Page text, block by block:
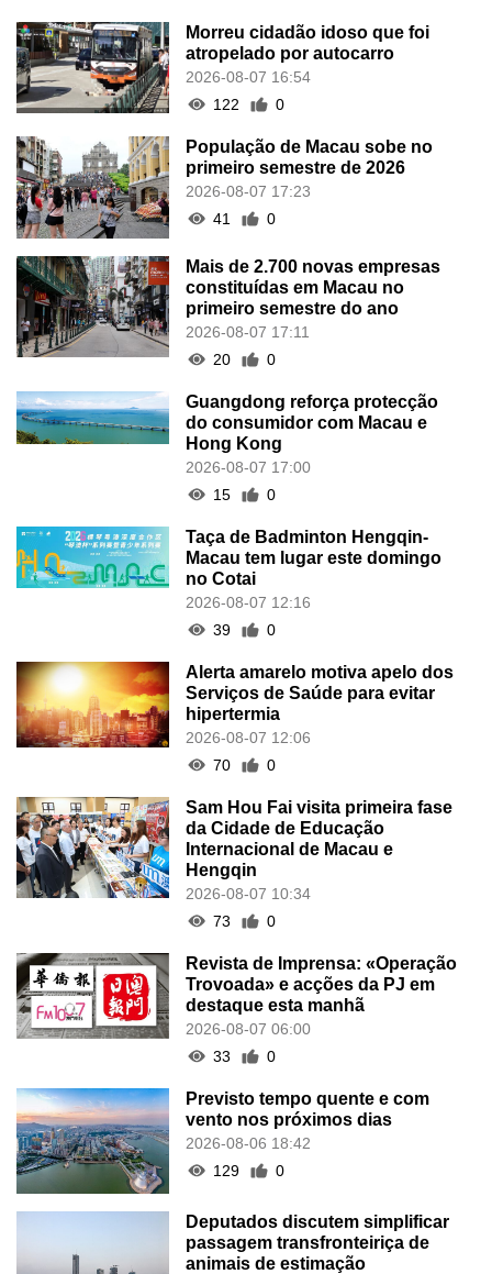
Morreu cidadão idoso que foi
atropelado por autocarro
2026-08-07 16:54
122
0
População de Macau sobe no
primeiro semestre de 2026
2026-08-07 17:23
41
0
Mais de 2.700 novas empresas
constituídas em Macau no
primeiro semestre do ano
2026-08-07 17:11
20
0
Guangdong reforça protecção
do consumidor com Macau e
Hong Kong
2026-08-07 17:00
15
0
Taça de Badminton Hengqin-
Macau tem lugar este domingo
no Cotai
2026-08-07 12:16
39
0
Alerta amarelo motiva apelo dos
Serviços de Saúde para evitar
hipertermia
2026-08-07 12:06
70
0
Sam Hou Fai visita primeira fase
da Cidade de Educação
Internacional de Macau e
Hengqin
2026-08-07 10:34
73
0
Revista de Imprensa: «Operação
Trovoada» e acções da PJ em
destaque esta manhã
2026-08-07 06:00
33
0
Previsto tempo quente e com
vento nos próximos dias
2026-08-06 18:42
129
0
Deputados discutem simplificar
passagem transfronteiriça de
animais de estimação